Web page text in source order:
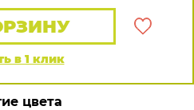
в 1 клик
цвета